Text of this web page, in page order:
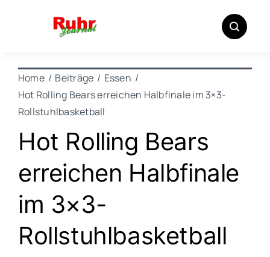
Home Beiträge
Essen
Hot Rolling Bears erreichen Halbfinale im 3×3-
Rollstuhlbasketball
Hot Rolling Bears
erreichen Halbfinale
im 3×3-
Rollstuhlbasketball